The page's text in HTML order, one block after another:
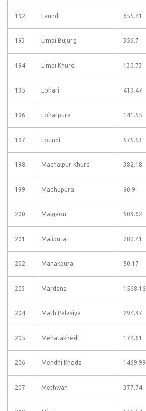
192 Laundi 655.41
193 Limbi Bujurg 356.7
194 Limbi Khurd 130.73
195 Lohari 419.47
196 Loharpura 141.55
197 Loundi 575.53
198 Machalpur Khurd 382.18
199 Madhupura 90.9
200 Malgaon 503.62
201 Malipura 282.41
202 Manakpura 50.17
203 Mardana 1568.16
204 Math Palasiya 294.37
205 Mehatakhedi 174.61
206 Mendhi Kheda 1469.99
207 Methwan 377.74